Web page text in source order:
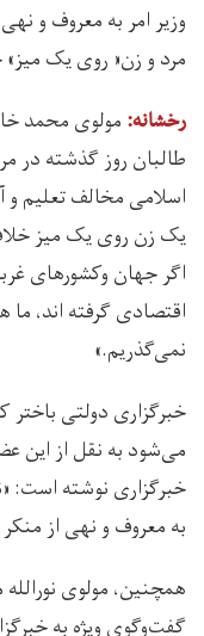
وزیر امر به معروف و
مرد و زن« روی یک
رخشانه:‌ مولوی محمد
طالبان روز گذشته در
اسلامی مخالف تعلیم
یک زن روی یک میز
اگر جهان وکشورهای
اقتصادی گرفته اند،
نمی‌گذریم.»
خبرگزاری دولتی
می‌شود به نقل از این
خبرگزاری نوشته است:
به معروف و نهی از منکر
همچنین، مولوی
گفت‌وگوی ویژه به